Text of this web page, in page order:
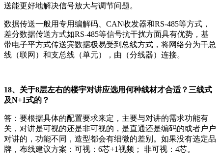
送能更好地解决信号放大与调节问题。
数据传送一般用专用编解码、CAN收发器和RS-485等方式，
差分数据传送方式如RS-485等信号抗干扰方面具有优势，基
带电子平方式传送宾数据极易受到总线方式，将网络分为干总
线（联网）和支总线（单元），由（分线器）连接。
18、关于8层左右的楼宇对讲应选用何种线材才合适？三线式
及N+1式的？
答：要根据具体的配置要求来定，主要与对讲的需求功能有
关，对讲是可视的还是非可视的，是直通还是编码的或者户户
对讲的，功能不同，造型都会有细微的差别。如果没有选定品
牌，布线建议方案：可视：6芯+1视频； 非可视：4芯。